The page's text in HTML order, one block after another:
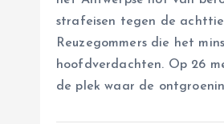
strafeisen tegen de
Reuzegommers die het
hoofdverdachten. Op 26
de plek waar de